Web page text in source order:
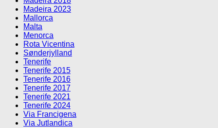
Madeira 2023
Mallorca
Malta
Menorca
Rota Vicentina
Sønderjylland
Tenerife
Tenerife 2015
Tenerife 2016
Tenerife 2017
Tenerife 2021
Tenerife 2024
Via Francigena
Via Jutlandica